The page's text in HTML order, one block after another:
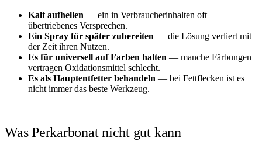
Kalt aufhellen — ein in Verbraucherinhalten oft
übertriebenes Versprechen.
Ein Spray für später zubereiten — die Lösung verliert mit
der Zeit ihren Nutzen.
Es für universell auf Farben halten — manche Färbungen
vertragen Oxidationsmittel schlecht.
Es als Hauptentfetter behandeln — bei Fettflecken ist es
nicht immer das beste Werkzeug.
Was Perkarbonat nicht gut kann